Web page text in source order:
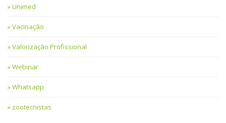
Unimed
Vacinação
Valorização Profissional
Webinar
Whatsapp
zootecnistas